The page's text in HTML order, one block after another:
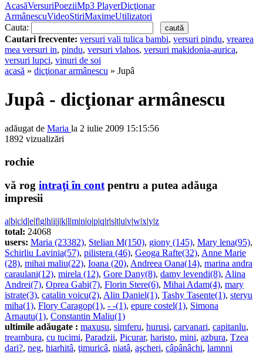
AcasăVersuriPoeziiMp3 PlayerDicţionar
ArmânescuVideoStiriMaximeUtilizatori
Cauta:
Cautari frecvente: versuri vali tulica bambi, versuri pindu, vrearea
mea versuri in, pindu, versuri vlahos, versuri makidonia-aurica,
versuri lupci, vinuri de soi
acasă » dicţionar armânescu » Jupâ
Jupâ - dicţionar armânescu
adăugat de Maria la 2 iulie 2009 15:15:56
1892 vizualizări
rochie
vă rog intraţi în contpentru a putea adăuga
impresii
a|b|c|d|e|f|g|h|i|j|k|l|m|n|o|p|q|r|s|t|u|v|w|x|y|z
total: 24068
users: Maria (23382), Stelian M(150), giony (145), Mary lena(95),
Schirliu Lavinia(57), pilistera (46), Geoga Rafte(32), Anne Marie
(28), mihai maliu(22), Ioana (20), Andreea Oana(14), marina andra
caraulani(12), mirela (12), Gore Dany(8), damy levendi(8), Alina
Andrei(7), Oprea Gabi(7), Florin Stere(6), Mihai Adam(4), mary
istrate(3), catalin voicu(2), Alin Daniel(1), Tashy Tasente(1), steryu
miha(1), Flory Caragop(1), - -(1), epure costel(1), Simona
Arnautu(1), Constantin Maliu(1)
ultimile adăugate : maxusu, simferu, hurusi, carvanari, capitanlu,
treambura, cu tucimi, Paradzii, Picurar, haristo, mini, azbura, Tzea
dari?, neg, hiarhitâ, ţimuricâ, niatâ, aşcheri, câpânâchi, lamnni